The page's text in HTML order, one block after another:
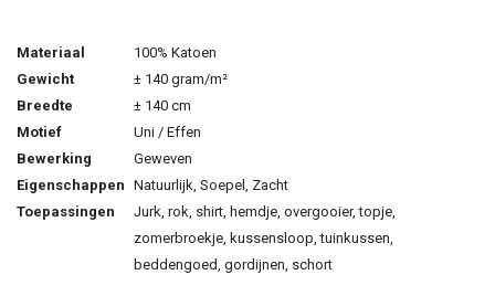
Materiaal
100% Katoen
Gewicht
± 140 gram/m²
Breedte
± 140 cm
Motief
Uni / Effen
Bewerking
Geweven
Eigenschappen Natuurlijk, Soepel, Zacht
Toepassingen
Jurk, rok, shirt, hemdje, overgooier, topje,
zomerbroekje, kussensloop, tuinkussen,
beddengoed, gordijnen, schort